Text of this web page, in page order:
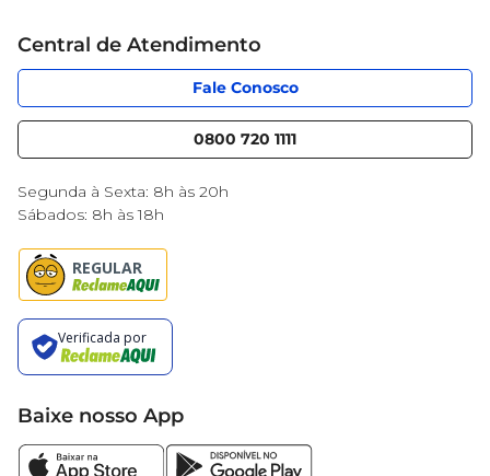
Sobre Privacidade
Nossas lojas
Código de Ética
Serviços
Central de Atendimento
Fale Conosco
0800 720 1111
Segunda à Sexta: 8h às 20h
Sábados: 8h às 18h
Baixe nosso App